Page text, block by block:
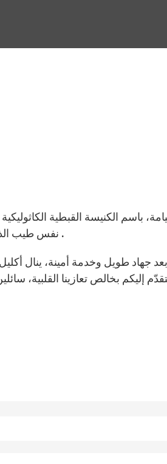
نفس طيب الذكر ومثلث الرحمات البطريرك الشرفي الكاردينال عمانوئيل الثالث دلي .
إليكم بخالص تعازينا القلبية،